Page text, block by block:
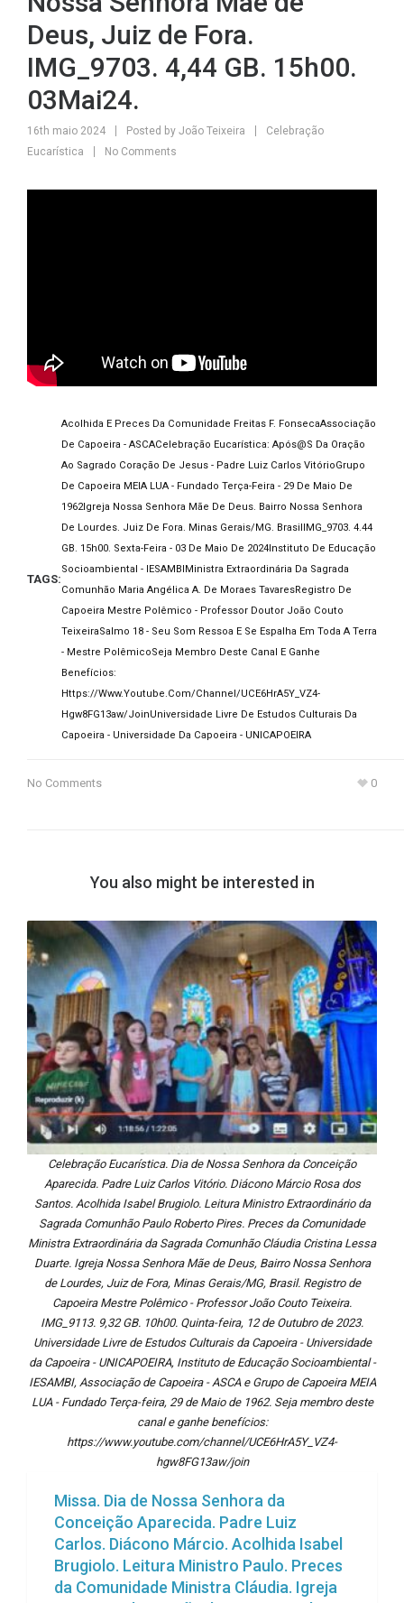
Deus, Juiz de Fora.
IMG_9703. 4,44 GB. 15h00.
03Mai24.
16th maio 2024 Posted by João Teixeira
Celebração
Eucarística
No Comments
TAGS:
Acolhida E Preces Da Comunidade Freitas F. FonsecaAssociação
De Capoeira - ASCACelebração Eucarística: Após@s Da Oração
Ao Sagrado Coração De Jesus - Padre Luiz Carlos VitórioGrupo
De Capoeira MEIA LUA - Fundado Terça-Feira - 29 De Maio De
1962Igreja Nossa Senhora Mãe De Deus. Bairro Nossa Senhora
De Lourdes. Juiz De Fora. Minas Gerais/MG. Brasil
IMG_9703. 4.44
GB. 15h00. Sexta-Feira - 03 De Maio De 2024 Instituto De Educação
Socioambiental - IESAMBI Ministra Extraordinária Da Sagrada
Comunhão Maria Angélica A. De Moraes TavaresRegistro De
Capoeira Mestre Polêmico - Professor Doutor João Couto
TeixeiraSalmo 18 - Seu Som Ressoa E Se Espalha Em Toda A Terra
- Mestre PolêmicoSeja Membro Deste Canal E Ganhe
Benefícios:
Https://www.youtube.com/channel/UCE6HrA5Y_VZ4-
Hgw8FG13aw/joinUniversidade Livre De Estudos Culturais Da
Capoeira - Universidade Da Capoeira - UNICAPOEIRA
No Comments 0
You also might be interested in
Celebração Eucarística. Dia de Nossa Senhora da Conceição
Aparecida. Padre Luiz Carlos Vitório. Diácono Márcio Rosa dos
Santos. Acolhida Isabel Brugiolo. Leitura Ministro Extraordinário da
Sagrada Comunhão Paulo Roberto Pires. Preces da Comunidade
Ministra Extraordinária da Sagrada Comunhão Cláudia Cristina Lessa
Duarte. Igreja Nossa Senhora Mãe de Deus, Bairro Nossa Senhora
de Lourdes, Juiz de Fora, Minas Gerais/MG, Brasil. Registro de
Capoeira Mestre Polêmico - Professor João Couto Teixeira.
IMG_9113. 9,32 GB. 10h00. Quinta-feira, 12 de Outubro de 2023.
Universidade Livre de Estudos Culturais da Capoeira - Universidade
da Capoeira - UNICAPOEIRA, Instituto de Educação Socioambiental -
IESAMBI, Associação de Capoeira - ASCA e Grupo de Capoeira MEIA
LUA - Fundado Terça-feira, 29 de Maio de 1962. Seja membro deste
canal e ganhe benefícios:
https://www.youtube.com/channel/UCE6HrA5Y_VZ4-
hgw8FG13aw/join
Missa. Dia de Nossa Senhora da
Conceição Aparecida. Padre Luiz
Carlos. Diácono Márcio. Acolhida Isabel
Brugiolo. Leitura Ministro Paulo. Preces
da Comunidade Ministra Cláudia. Igreja